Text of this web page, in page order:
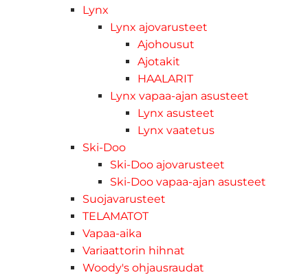
Lynx
Lynx ajovarusteet
Ajohousut
Ajotakit
HAALARIT
Lynx vapaa-ajan asusteet
Lynx asusteet
Lynx vaatetus
Ski-Doo
Ski-Doo ajovarusteet
Ski-Doo vapaa-ajan asusteet
Suojavarusteet
TELAMATOT
Vapaa-aika
Variaattorin hihnat
Woody's ohjausraudat